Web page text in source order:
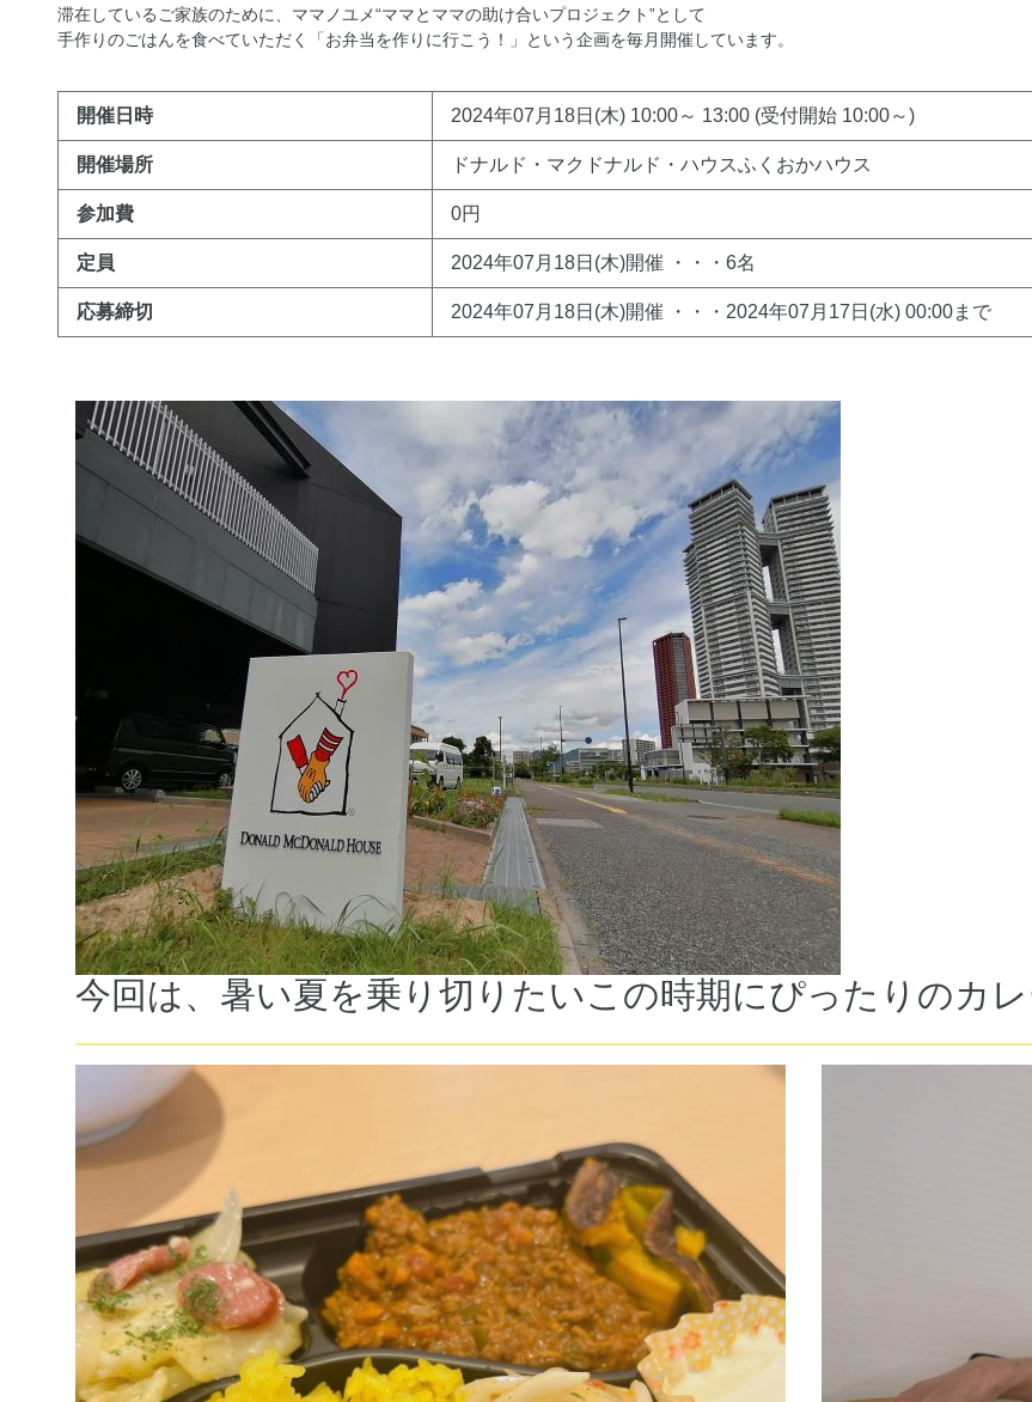
滞在しているご家族のために、ママノユメ“ママとママの助け合いプロジェクト”として
手作りのごはんを食べていただく「お弁当を作りに行こう！」という企画を毎月開催しています。
開催日時 2024年07月18日(木) 10:00～ 13:00 (受付開始 10:00～)
開催場所 ドナルド・マクドナルド・ハウスふくおかハウス
参加費 0円
定員 2024年07月18日(木)開催 ・・・6名
応募締切 2024年07月18日(木)開催 ・・・2024年07月17日(水) 00:00まで
今回は、暑い夏を乗り切りたいこの時期にぴったりのカ